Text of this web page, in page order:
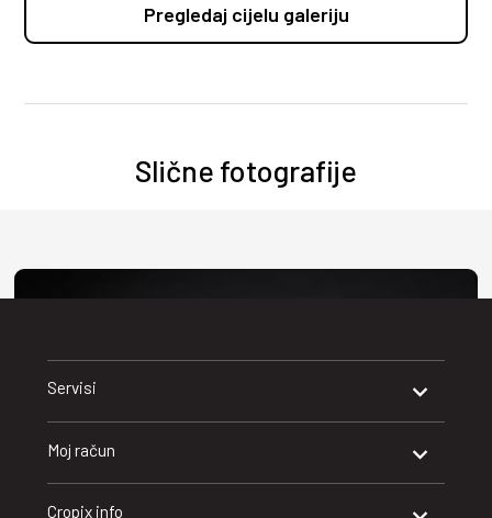
Pregledaj cijelu galeriju
Slične fotografije
Servisi
Moj račun
Cropix info